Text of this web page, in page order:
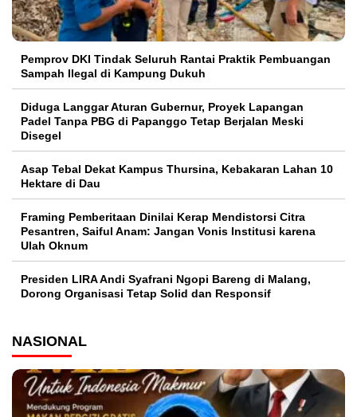
Pemprov DKI Tindak Seluruh Rantai Praktik Pembuangan
Sampah Ilegal di Kampung Dukuh
Diduga Langgar Aturan Gubernur, Proyek Lapangan
Padel Tanpa PBG di Papanggo Tetap Berjalan Meski
Disegel
Asap Tebal Dekat Kampus Thursina, Kebakaran Lahan 10
Hektare di Dau
Framing Pemberitaan Dinilai Kerap Mendistorsi Citra
Pesantren, Saiful Anam: Jangan Vonis Institusi karena
Ulah Oknum
Presiden LIRA Andi Syafrani Ngopi Bareng di Malang,
Dorong Organisasi Tetap Solid dan Responsif
NASIONAL